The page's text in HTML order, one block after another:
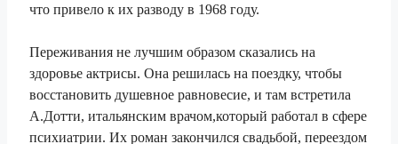
что привело к их разводу в 1968 году.
Переживания не лучшим образом сказались на
здоровье актрисы. Она решилась на поездку, чтобы
восстановить душевное равновесие, и там встретила
А.Дотти, итальянским врачом,который работал в сфере
психиатрии. Их роман закончился свадьбой, переездом